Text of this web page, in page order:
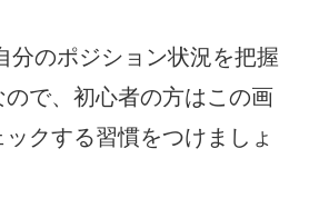
分のポジション状況を把握
で、初心者の方はこの画
クする習慣をつけましょ